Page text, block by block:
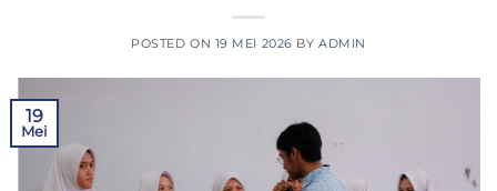
POSTED ON 19 MEI 2026 BYADMIN
19
Mei